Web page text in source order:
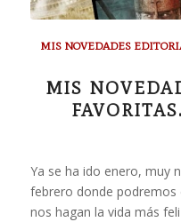
MIS NOVEDADES
MIS
Ya se ha ido enero, muy
febrero donde podremos
nos hagan la vida más